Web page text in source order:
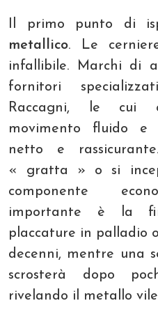
Il primo punto di
metallico. Le
infallibile. Marchi di
fornitori
Raccagni, le cui
movimento fluido e
netto e
« gratta » o si
componente
importante è la
placcature in palladio
decenni, mentre una
scrosterà dopo
rivelando il metallo